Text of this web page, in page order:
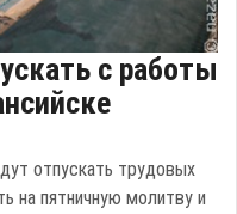
с работы
отпускать трудовых
на пятничную молитву и